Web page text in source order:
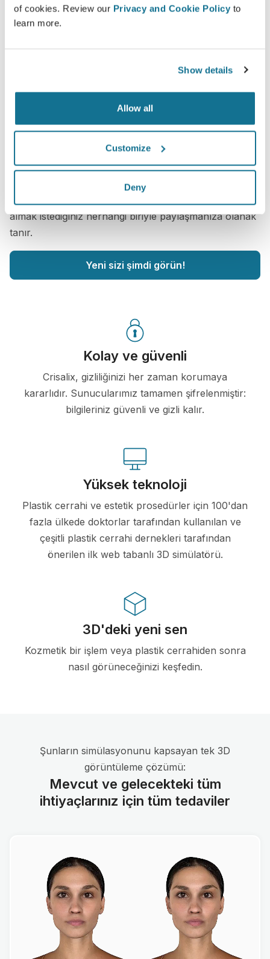
of cookies. Review our Privacy and Cookie Policy to
learn more.
Show details
Allow all
Customize
Deny
Size en uygun olanı bilmek ister
misiniz?
Konsültasyondan sonra,Dr. Rafael Tirapellekendi
Crisalix hesabınızla "yeni size" evden erişmenize izin
verebilir. Bu, aileniz ve arkadaşlarınızla veya fikir
almak istediğiniz herhangi biriyle paylaşmanıza olanak
tanır.
Yeni sizi şimdi görün!
Kolay ve güvenli
Crisalix, gizliliğinizi her zaman korumaya
kararlıdır. Sunucularımız tamamen şifrelenmiştir:
bilgileriniz güvenli ve gizli kalır.
Yüksek teknoloji
Plastik cerrahi ve estetik prosedürler için 100'dan
fazla ülkede doktorlar tarafından kullanılan ve
çeşitli plastik cerrahi dernekleri tarafından
önerilen ilk web tabanlı 3D simülatörü.
3D'deki yeni sen
Kozmetik bir işlem veya plastik cerrahiden sonra
nasıl görüneceğinizi keşfedin.
Şunların simülasyonunu kapsayan tek 3D
görüntüleme çözümü:
Mevcut ve gelecekteki tüm
ihtiyaçlarınız için tüm tedaviler